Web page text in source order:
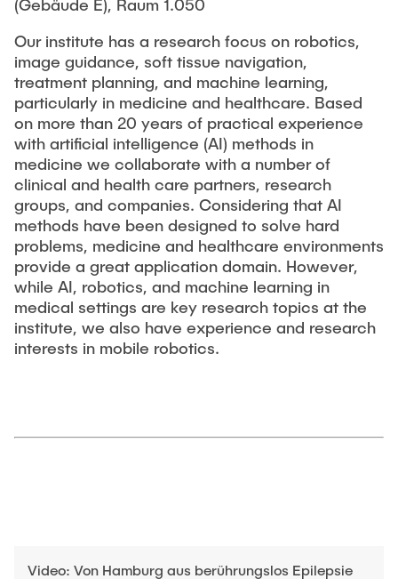
(Gebäude E), Raum 1.050
Our institute has a research focus on robotics,
image guidance, soft tissue navigation,
treatment planning, and machine learning,
particularly in medicine and healthcare. Based
on more than 20 years of practical experience
with artificial intelligence (AI) methods in
medicine we collaborate with a number of
clinical and health care partners, research
groups, and companies. Considering that AI
methods have been designed to solve hard
problems, medicine and healthcare environments
provide a great application domain. However,
while AI, robotics, and machine learning in
medical settings are key research topics at the
institute, we also have experience and research
interests in mobile robotics.
Video: Von Hamburg aus berührungslos Epilepsie